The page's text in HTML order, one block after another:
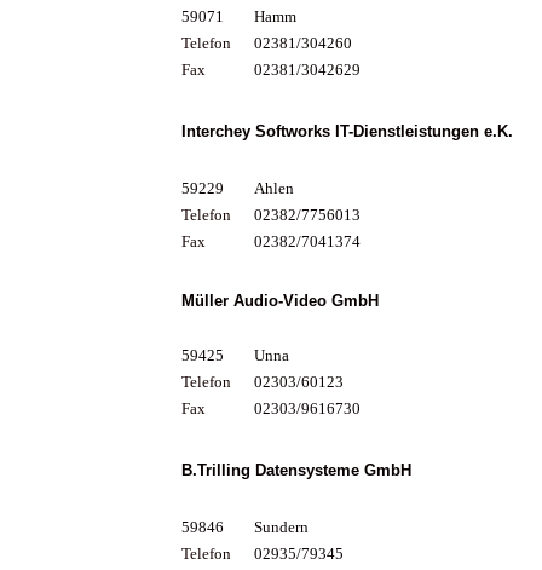
59071
Hamm
Telefon
02381/304260
Fax
02381/3042629
Interchey Softworks IT-Dienstleistungen e.K.
59229
Ahlen
Telefon
02382/7756013
Fax
02382/7041374
Müller Audio-Video GmbH
59425
Unna
Telefon
02303/60123
Fax
02303/9616730
B.Trilling Datensysteme GmbH
59846
Sundern
Telefon
02935/79345